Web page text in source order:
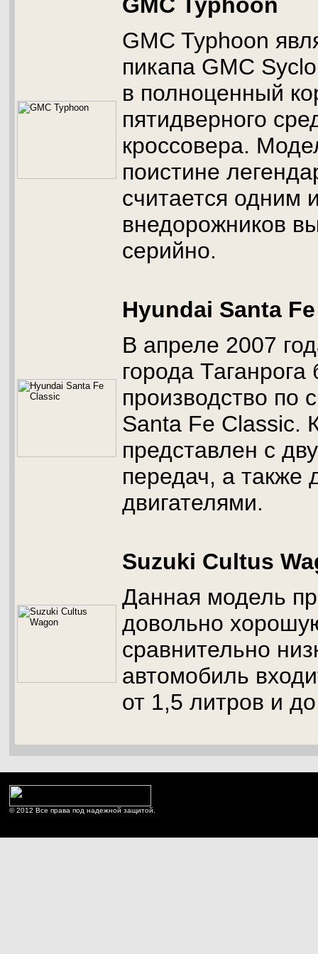
GMC Typhoon
пикапа GMC
в полноценный
пятидверного
кроссовера.
поистине
считается одним
внедорожников
серийно.
Hyundai Santa
В апреле 2007
города
производство по
Santa Fe Classic.
представлен с
передач, а также
двигателями.
Suzuki Cultus
Данная модель
довольно
сравнительно
автомобиль
от 1,5 литров и
© 2012 Все права под надежной защитой.